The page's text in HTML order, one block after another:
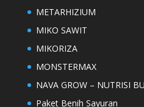
METARHIZIUM
MIKO SAWIT
MIKORIZA
MONSTERMAX
NAVA GROW – NUTRISI
Paket Benih Sayuran